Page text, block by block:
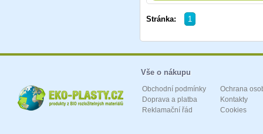
Stránka: 1
Vše o nákupu
Obchodní podmínky
Doprava a platba
Reklamační řád
Ochrana
Kontakty
Cookies